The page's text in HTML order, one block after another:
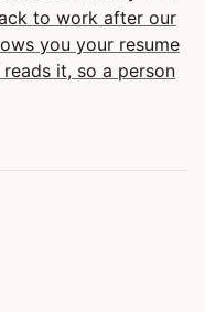
to work after our
you your resume
it, so a person